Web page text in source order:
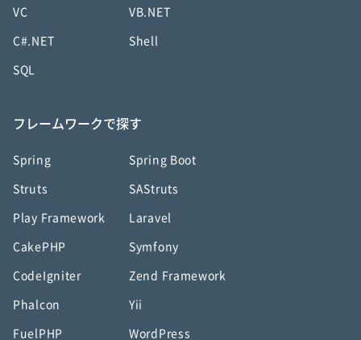
VC VB.NET
C#.NET Shell
SQL
フレームワークで探す
Spring Spring Boot
Struts SAStruts
Play Framework Laravel
CakePHP Symfony
CodeIgniter Zend Framework
Phalcon Yii
FuelPHP WordPress